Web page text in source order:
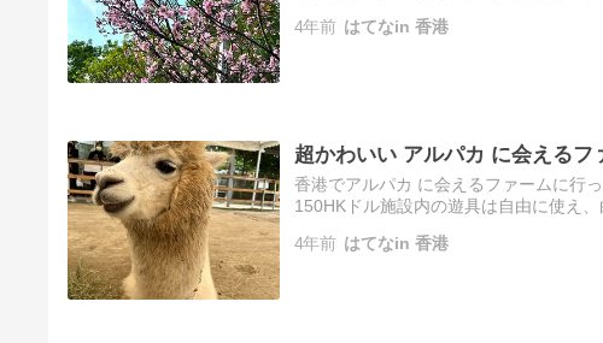
4年前 はてなin 香港
超かわいい アルパカ に会えるフ
香港でアルパカ に会えるファームに行
150HKドル施設内の遊具は自由に使え
4年前 はてなin 香港